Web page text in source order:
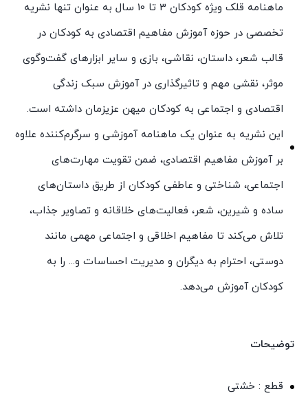
ماهنامه قلک ویژه کودکان 3 تا 10 سال به عنوان تنها نشریه
تخصصی در حوزه آموزش مفاهیم اقتصادی به کودکان در
قالب شعر، داستان، نقاشی، بازی و سایر ابزارهای گفت‌وگوی
موثر، نقشی مهم و تاثیرگذاری در آموزش سبک زندگی
اقتصادی و اجتماعی به کودکان میهن عزیزمان داشته است.
این نشریه به عنوان یک ماهنامه آموزشی و سرگرم‌کننده علاوه
بر آموزش مفاهیم اقتصادی، ضمن تقویت مهارت‌های
اجتماعی، شناختی و عاطفی کودکان از طریق داستان‌های
ساده و شیرین، شعر، فعالیت‌های خلاقانه و تصاویر جذاب،
تلاش می‌کند تا مفاهیم اخلاقی و اجتماعی مهمی مانند
دوستی، احترام به دیگران و مدیریت احساسات و... را به
کودکان آموزش می‌دهد.
توضیحات
قطع : خشتی